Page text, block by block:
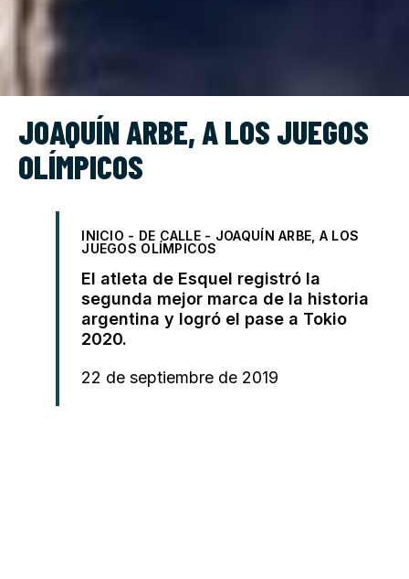
JOAQUÍN ARBE, A LOS JUEGOS
OLÍMPICOS
INICIO - DE CALLE - JOAQUÍN ARBE, A LOS
JUEGOS OLÍMPICOS
El atleta de Esquel registró la
segunda mejor marca de la historia
argentina y logró el pase a Tokio
2020.
22 de septiembre de 2019